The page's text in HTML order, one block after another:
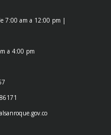
7:00 am a 12:00 pm |
a 4:00 pm